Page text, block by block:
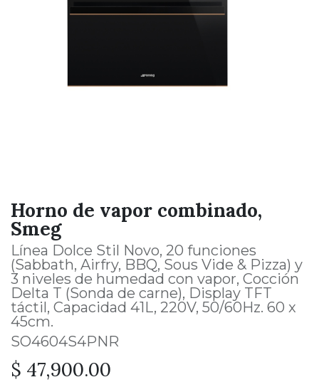
Horno de vapor combinado,
Smeg
Línea Dolce Stil Novo, 20 funciones
(Sabbath, Airfry, BBQ, Sous Vide & Pizza) y
3 niveles de humedad con vapor, Cocción
Delta T (Sonda de carne), Display TFT
táctil, Capacidad 41L, 220V, 50/60Hz. 60 x
45cm.
SO4604S4PNR
$ 47,900.00